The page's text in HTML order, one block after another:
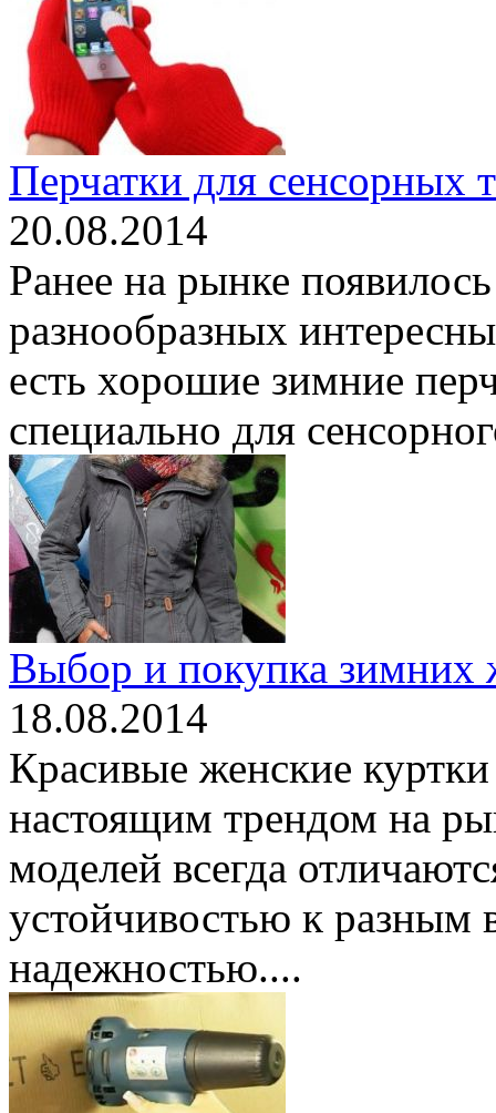
Перчатки для сенсорных
20.08.2014
Ранее на рынке
разнообразных
есть хорошие зимние
специально для
Выбор и покупка зимних
18.08.2014
Красивые женские
настоящим трендом на
моделей всегда
устойчивостью к
надежностью....